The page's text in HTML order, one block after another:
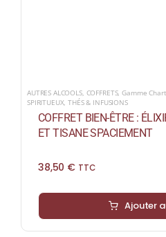
AUTRES ALCOOLS, COFFRETS,Gamme
SPIRITUEUX ,THÉS & INFUSIONS
COFFRET BIEN-ÊTRE :
ET TISANE SPACIEMENT
38,50 € TTC
Ajouter